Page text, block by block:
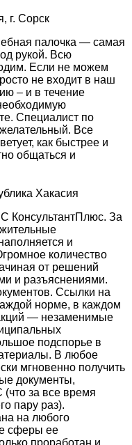
г. Сорск
палочка — самая
рукой. Всю
Если не можем
не входит в наш
– и в течение
Специалист по
Все
как быстрее и
общаться и
Хакасия
КонсультантПлюс. За
и
количество
от решений
и разъяснениями.
Ссылки на
норме, в каждом
— незаменимые
подспорье в
В любое
мгновенно получить
документы,
за все время
пару раз).
на любого
сферы ее
проработан и